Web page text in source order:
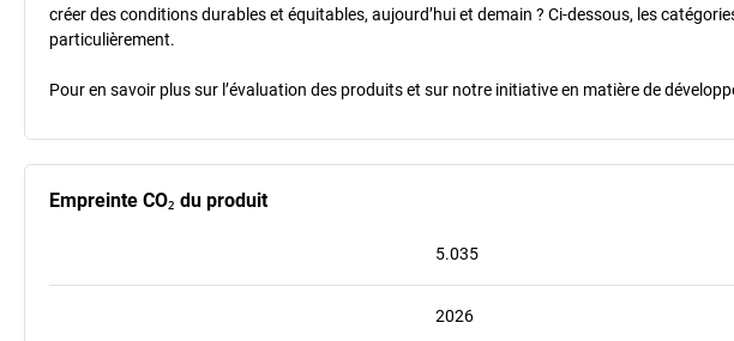
créer des conditions durables et équitables, aujourd’hui et demain ? Ci-dessous, les
particulièrement.
Pour en savoir plus sur l’évaluation des produits et sur notre initiative en matière de
Empreinte CO₂ du produit
5.035
2026